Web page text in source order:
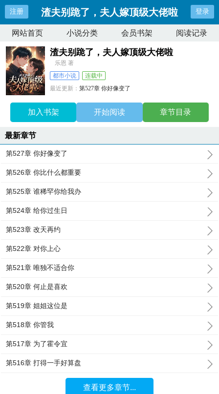
注册 渣夫别跪了，夫人嫁顶级大佬啦 登录
网站首页 小说分类 会员书架 阅读记录
渣夫别跪了，夫人嫁顶级大佬啦
乐恩 著
都市小说
连载中
最近更新：第527章 你好像变了
加入书架 开始阅读 章节目录
最新章节
第527章 你好像变了
第526章 你比什么都重要
第525章 谁稀罕你给我办
第524章 给你过生日
第523章 改天再约
第522章 对你上心
第521章 唯独不适合你
第520章 何止是喜欢
第519章 姐姐这位是
第518章 你管我
第517章 为了霍令宜
第516章 打得一手好算盘
查看更多章节...